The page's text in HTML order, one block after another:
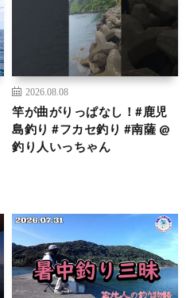
2026.08.08
竿が曲がりっぱなし！#鹿児
島釣り #フカセ釣り #南薩 @
釣り人いっちゃん